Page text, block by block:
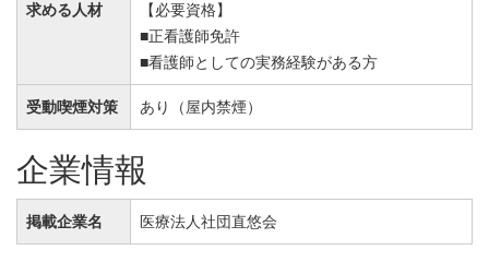
求める人材
【必要資格】
■正看護師免許
■看護師としての実務経験がある方
受動喫煙対策 あり（屋内禁煙）
企業情報
掲載企業名 医療法人社団直悠会